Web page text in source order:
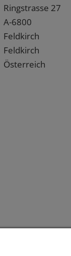
Ringstrasse 27
A-6800
Feldkirch
Feldkirch
Österreich